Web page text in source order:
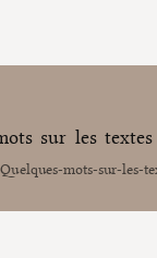
sur les
mots-sur-les-